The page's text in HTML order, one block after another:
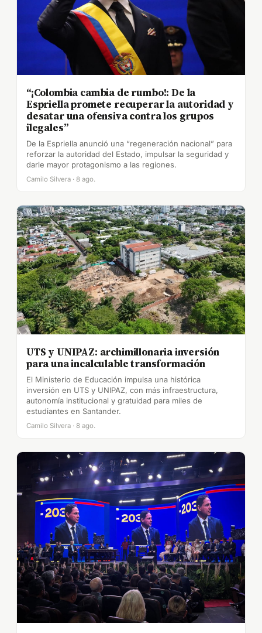
“¡Colombia cambia de rumbo!: De la
Espriella promete recuperar la autoridad y
desatar una ofensiva contra los grupos
ilegales”
De la Espriella anunció una “regeneración nacional” para
reforzar la autoridad del Estado, impulsar la seguridad y
darle mayor protagonismo a las regiones.
Camilo Silvera · 8 ago.
UTS y UNIPAZ: archimillonaria inversión
para una incalculable transformación
El Ministerio de Educación impulsa una histórica
inversión en UTS y UNIPAZ, con más infraestructura,
autonomía institucional y gratuidad para miles de
estudiantes en Santander.
Camilo Silvera · 8 ago.